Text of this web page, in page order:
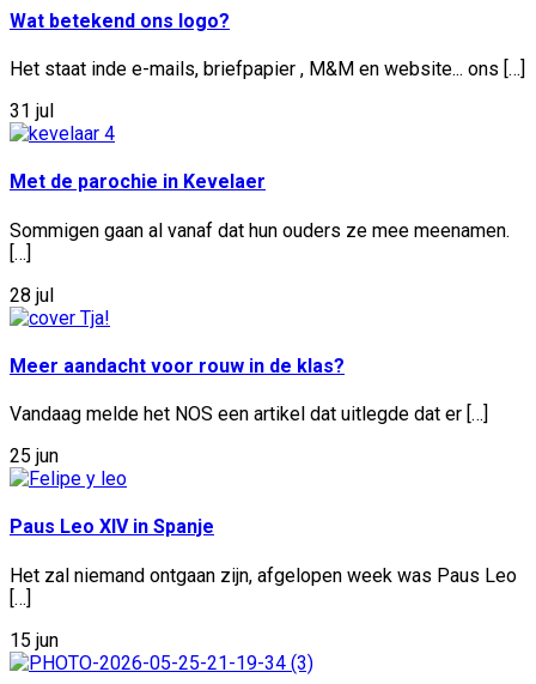
Wat betekend ons logo?
Het staat inde e-mails, briefpapier , M&M en website... ons […]
31 jul
Met de parochie in Kevelaer
Sommigen gaan al vanaf dat hun ouders ze mee meenamen.
[…]
28 jul
Meer aandacht voor rouw in de klas?
Vandaag melde het NOS een artikel dat uitlegde dat er […]
25 jun
Paus Leo XIV in Spanje
Het zal niemand ontgaan zijn, afgelopen week was Paus Leo
[…]
15 jun